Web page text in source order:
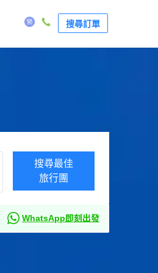
搜尋訂單
搜尋最佳
旅行團
WhatsApp即刻出發